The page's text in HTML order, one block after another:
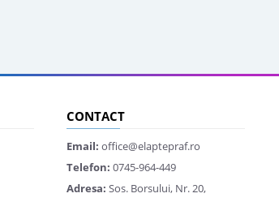
CONTACT
Email: office@elaptepraf.ro
Telefon: 0745-964-449
Adresa: Sos. Borsului, Nr. 20,